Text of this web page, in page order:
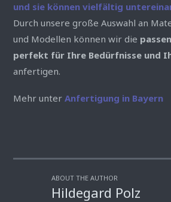
und sie können vielfältig
Durch unsere große Auswahl an
und Modellen können wir die
perfekt für Ihre Bedürfnisse und
anfertigen.
Mehr unterAnfertigung in Bayern
ABOUT THE AUTHOR
Hildegard Polz